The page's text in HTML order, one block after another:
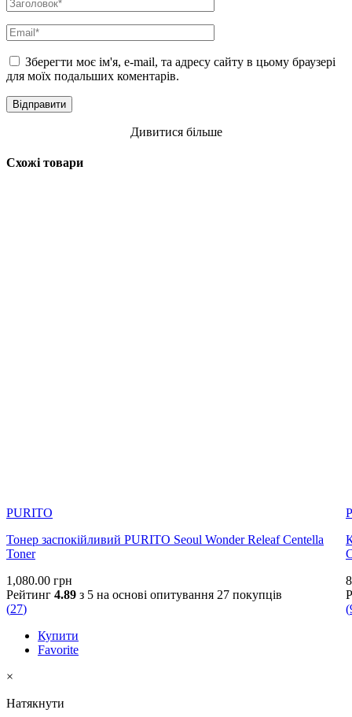
Зберегти моє ім'я, e-mail, та адресу сайту в цьому браузері
для моїх подальших коментарів.
Дивитися більше
Схожі товари
PURITO
Тонер заспокійливий PURITO Seoul Wonder Releaf Centella
Toner
1,080.00 грн
Рейтинг 4.89 з 5 на основі опитування 27 покупців
(27)
Купити
Favorite
(
×
Натякнути